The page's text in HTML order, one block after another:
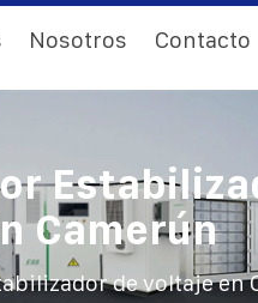
Nosotros Contacto
Camerún
de voltaje en